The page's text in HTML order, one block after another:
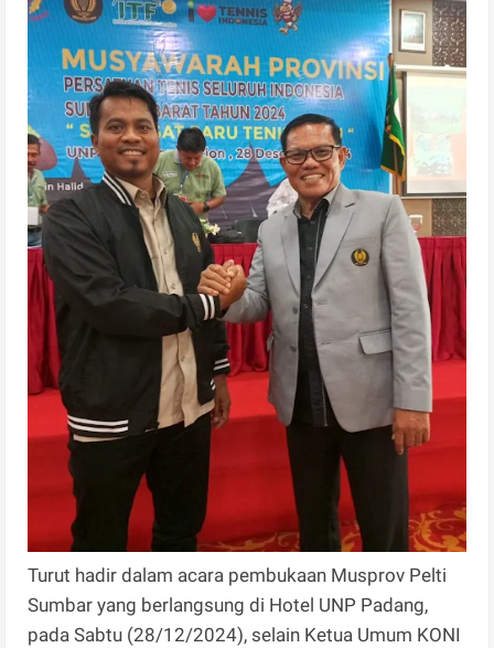
Turut hadir dalam acara pembukaan Musprov Pelti
Sumbar yang berlangsung di Hotel UNP Padang,
pada Sabtu (28/12/2024), selain Ketua Umum KONI